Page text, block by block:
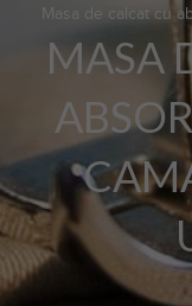
Masa de calcat cu
MASA